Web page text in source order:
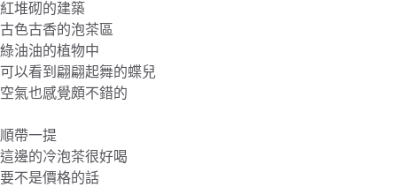
紅堆砌的建築
古色古香的泡茶區
綠油油的植物中
可以看到翩翩起舞的蝶兒
空氣也感覺頗不錯的
順帶一提
這邊的冷泡茶很好喝
要不是價格的話